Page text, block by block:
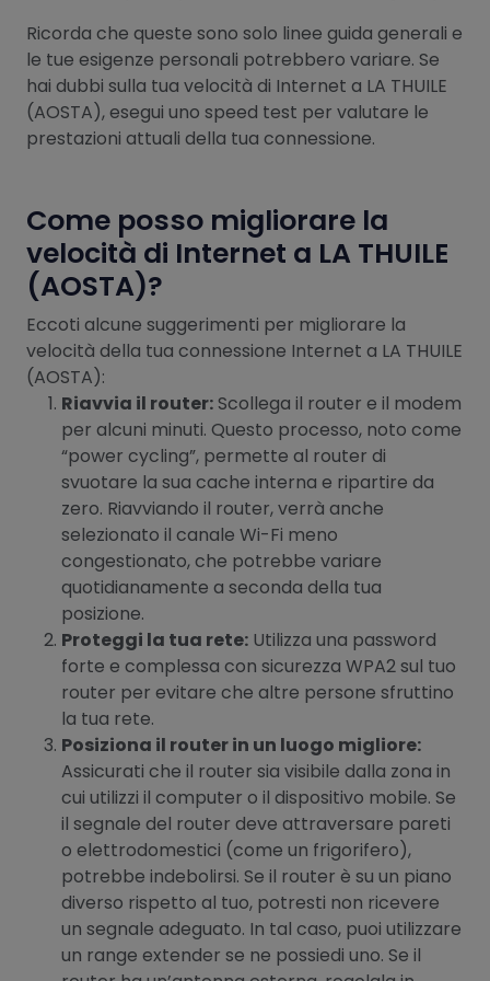
Ricorda che queste sono solo linee guida generali e
le tue esigenze personali potrebbero variare. Se
hai dubbi sulla tua velocità di Internet a LA THUILE
(AOSTA), esegui uno speed test per valutare le
prestazioni attuali della tua connessione.
Come posso migliorare la
velocità di Internet a LA THUILE
(AOSTA)?
Eccoti alcune suggerimenti per migliorare la
velocità della tua connessione Internet a LA THUILE
(AOSTA):
Riavvia il router: Scollega il router e il modem
per alcuni minuti. Questo processo, noto come
“power cycling”, permette al router di
svuotare la sua cache interna e ripartire da
zero. Riavviando il router, verrà anche
selezionato il canale Wi-Fi meno
congestionato, che potrebbe variare
quotidianamente a seconda della tua
posizione.
Proteggi la tua rete: Utilizza una password
forte e complessa con sicurezza WPA2 sul tuo
router per evitare che altre persone sfruttino
la tua rete.
Posiziona il router in un luogo migliore:
Assicurati che il router sia visibile dalla zona in
cui utilizzi il computer o il dispositivo mobile. Se
il segnale del router deve attraversare pareti
o elettrodomestici (come un frigorifero),
potrebbe indebolirsi. Se il router è su un piano
diverso rispetto al tuo, potresti non ricevere
un segnale adeguato. In tal caso, puoi utilizzare
un range extender se ne possiedi uno. Se il